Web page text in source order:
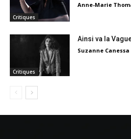
Critiques
Anne-Marie
Critiques
Ainsi va la
Suzanne Canessa